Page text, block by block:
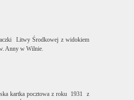
Litwy Środkowej z widokiem
Anny w Wilnie.
kartka pocztowa z roku 1931
z